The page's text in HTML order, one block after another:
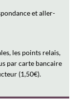
et aller-
les points relais,
par carte bancaire
(1,50€).